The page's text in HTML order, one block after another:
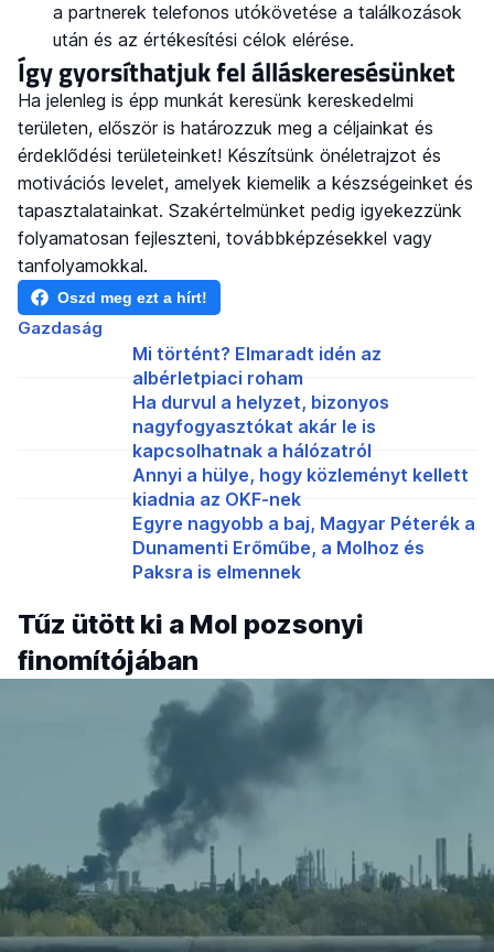
a partnerek telefonos utókövetése a találkozások
után és az értékesítési célok elérése.
Így gyorsíthatjuk fel álláskeresésünket
Ha jelenleg is épp munkát keresünk kereskedelmi
területen, először is határozzuk meg a céljainkat és
érdeklődési területeinket! Készítsünk önéletrajzot és
motivációs levelet, amelyek kiemelik a készségeinket és
tapasztalatainkat. Szakértelmünket pedig igyekezzünk
folyamatosan fejleszteni, továbbképzésekkel vagy
tanfolyamokkal.
Oszd meg ezt a hírt!
Gazdaság
Mi történt? Elmaradt idén az
albérletpiaci roham
Ha durvul a helyzet, bizonyos
nagyfogyasztókat akár le is
kapcsolhatnak a hálózatról
Annyi a hülye, hogy közleményt kellett
kiadnia az OKF-nek
Egyre nagyobb a baj, Magyar Péterék a
Dunamenti Erőműbe, a Molhoz és
Paksra is elmennek
Tűz ütött ki a Mol pozsonyi
finomítójában